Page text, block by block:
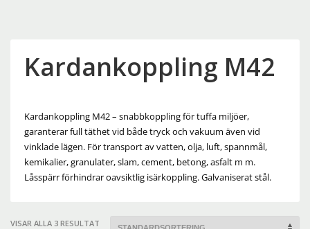
Kardankoppling M42
Kardankoppling M42 – snabbkoppling för tuffa miljöer,
garanterar full täthet vid både tryck och vakuum även vid
vinklade lägen. För transport av vatten, olja, luft, spannmål,
kemikalier, granulater, slam, cement, betong, asfalt m m.
Låsspärr förhindrar oavsiktlig isärkoppling. Galvaniserat stål.
VISAR ALLA 3 RESULTAT